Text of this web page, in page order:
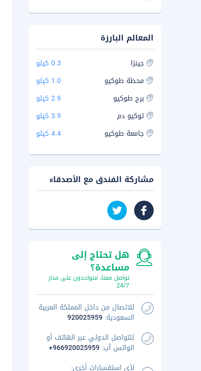
المعالم البارزة
جينزا
0.3 كيلو
محطة طوكيو
1.0 كيلو
برج طوكيو
2.9 كيلو
توکیو دم
3.9 كيلو
جامعة طوكيو
4.4 كيلو
مشاركة الفندق مع الأصدقاء
هل تحتاج إلى
مساعدة؟
تواصل معنا، متواجدون على مدار
24/7
للاتصال من داخل المملكة العربية
السعودية: 920025959
للتواصل الدولي عبر الهاتف أو
الواتس آب: +966920025959
لأي استفسارات أخرى: